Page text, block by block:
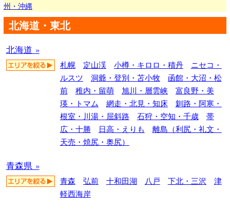
州・沖縄
北海道・東北
北海道 »
札幌 定山渓 小樽・キロロ・積丹
ニセコ・
ルスツ
洞爺・登別・苫小牧
函館・大沼・松
前
稚内・留萌 旭川・層雲峡
富良野・美
瑛・トマム
網走・北見・知床
釧路・阿寒・
根室・川湯・屈斜路
石狩・空知・千歳
帯
広・十勝
日高・えりも
離島（利尻・礼文・
天売・焼尻・奥尻）
青森県 »
青森 弘前 十和田湖 八戸 下北・三沢
津
軽西海岸